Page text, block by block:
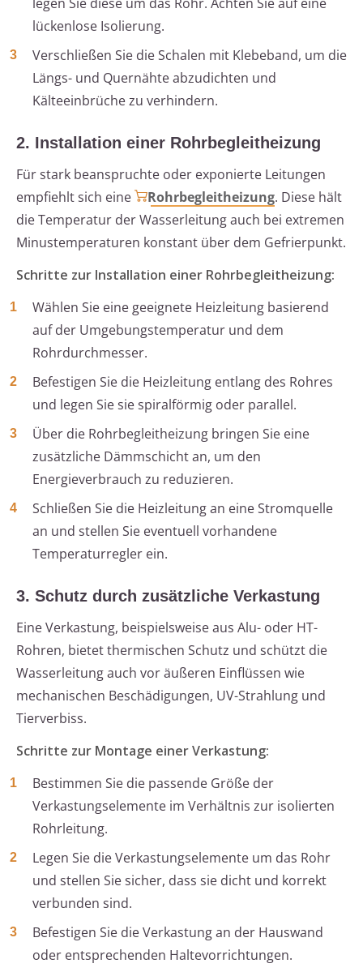
lückenlose Isolierung.
Verschließen Sie die Schalen mit Klebeband, um die
Längs- und Quernähte abzudichten und
Kälteeinbrüche zu verhindern.
2. Installation einer Rohrbegleitheizung
Für stark beanspruchte oder exponierte Leitungen
empfiehlt sich eine
Rohrbegleitheizung. Diese hält
die Temperatur der Wasserleitung auch bei extremen
Minustemperaturen konstant über dem Gefrierpunkt.
Schritte zur Installation einer Rohrbegleitheizung:
Wählen Sie eine geeignete Heizleitung basierend
auf der Umgebungstemperatur und dem
Rohrdurchmesser.
Befestigen Sie die Heizleitung entlang des Rohres
und legen Sie sie spiralförmig oder parallel.
Über die Rohrbegleitheizung bringen Sie eine
zusätzliche Dämmschicht an, um den
Energieverbrauch zu reduzieren.
Schließen Sie die Heizleitung an eine Stromquelle
an und stellen Sie eventuell vorhandene
Temperaturregler ein.
3. Schutz durch zusätzliche Verkastung
Eine Verkastung, beispielsweise aus Alu- oder HT-
Rohren, bietet thermischen Schutz und schützt die
Wasserleitung auch vor äußeren Einflüssen wie
mechanischen Beschädigungen, UV-Strahlung und
Tierverbiss.
Schritte zur Montage einer Verkastung:
Bestimmen Sie die passende Größe der
Verkastungselemente im Verhältnis zur isolierten
Rohrleitung.
Legen Sie die Verkastungselemente um das Rohr
und stellen Sie sicher, dass sie dicht und korrekt
verbunden sind.
Befestigen Sie die Verkastung an der Hauswand
oder entsprechenden Haltevorrichtungen.